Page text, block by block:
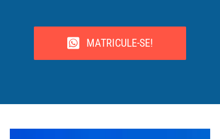
MATRICULE-SE!